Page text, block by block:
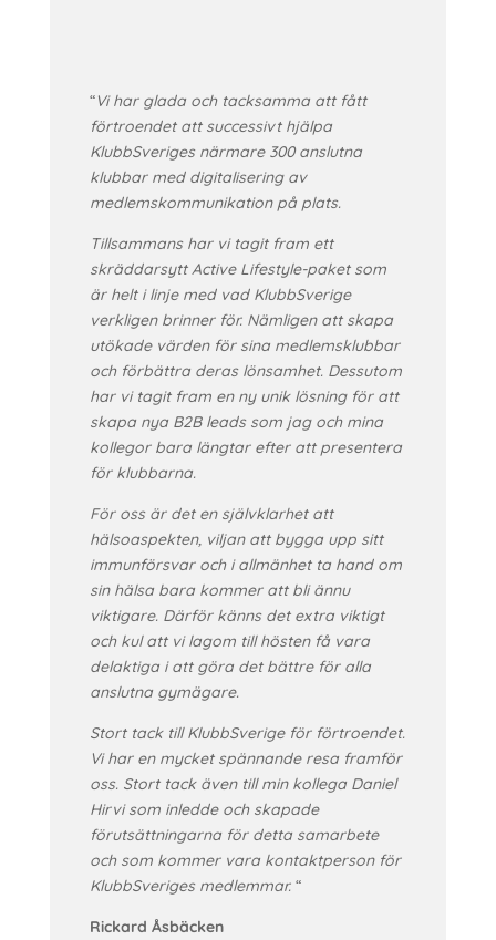
“Vi har glada och tacksamma att fått
förtroendet att successivt hjälpa
KlubbSveriges närmare 300 anslutna
klubbar med digitalisering av
medlemskommunikation på plats.
Tillsammans har vi tagit fram ett
skräddarsytt Active Lifestyle-paket som
är helt i linje med vad KlubbSverige
verkligen brinner för. Nämligen att skapa
utökade värden för sina medlemsklubbar
och förbättra deras lönsamhet. Dessutom
har vi tagit fram en ny unik lösning för att
skapa nya B2B leads som jag och mina
kollegor bara längtar efter att presentera
för klubbarna.
För oss är det en självklarhet att
hälsoaspekten, viljan att bygga upp sitt
immunförsvar och i allmänhet ta hand om
sin hälsa bara kommer att bli ännu
viktigare. Därför känns det extra viktigt
och kul att vi lagom till hösten få vara
delaktiga i att göra det bättre för alla
anslutna gymägare.
Stort tack till KlubbSverige för förtroendet.
Vi har en mycket spännande resa framför
oss. Stort tack även till min kollega Daniel
Hirvi som inledde och skapade
förutsättningarna för detta samarbete
och som kommer vara kontaktperson för
KlubbSveriges medlemmar.“
Rickard Åsbäcken